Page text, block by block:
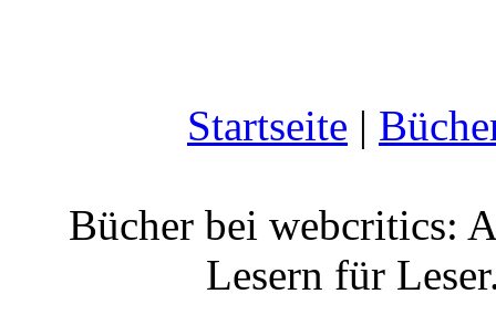
Startseite |
Bücher bei webcritics:
Lesern für